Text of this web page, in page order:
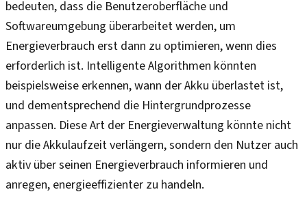
bedeuten, dass die Benutzeroberfläche und
Softwareumgebung überarbeitet werden, um
Energieverbrauch erst dann zu optimieren, wenn dies
erforderlich ist. Intelligente Algorithmen könnten
beispielsweise erkennen, wann der Akku überlastet ist,
und dementsprechend die Hintergrundprozesse
anpassen. Diese Art der Energieverwaltung könnte nicht
nur die Akkulaufzeit verlängern, sondern den Nutzer auch
aktiv über seinen Energieverbrauch informieren und
anregen, energieeffizienter zu handeln.